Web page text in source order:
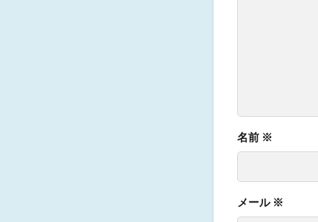
名前 ※
メール ※